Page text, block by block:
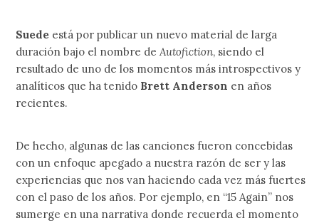
Suede está por publicar un nuevo material de larga
duración bajo el nombre de Autofiction, siendo el
resultado de uno de los momentos más introspectivos y
analíticos que ha tenido Brett Anderson en años
recientes.
De hecho, algunas de las canciones fueron concebidas
con un enfoque apegado a nuestra razón de ser y las
experiencias que nos van haciendo cada vez más fuertes
con el paso de los años. Por ejemplo, en “15 Again” nos
sumerge en una narrativa donde recuerda el momento